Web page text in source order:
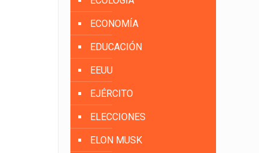
ECONOMÍA
EDUCACIÓN
EEUU
EJÉRCITO
ELECCIONES
ELON MUSK